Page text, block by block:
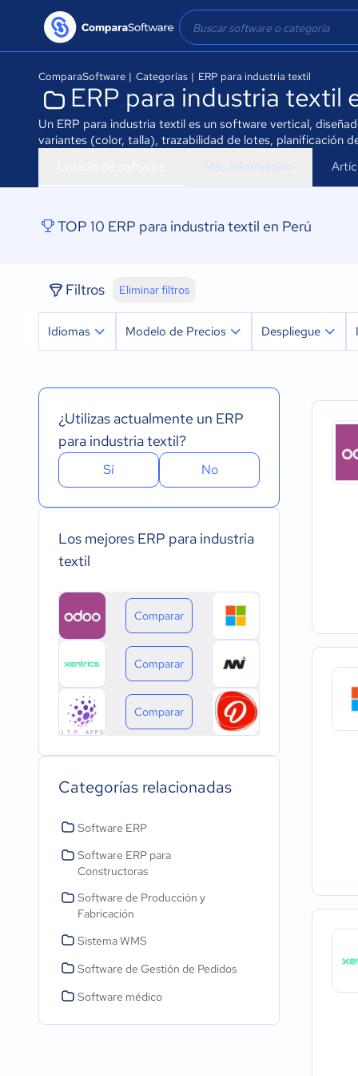
ComparaSoftware | Categorías | ERP para industria textil
ERP para industria textil
Un ERP para industria textil es un software vertical,
variantes (color, talla), trazabilidad de lotes, planificación
Más información
TOP 10 ERP para industria textil en Perú
Filtros Eliminar filtros
Idiomas Modelo de Precios
Pago anual
Pago de única vez
Despliegue
Instalado - Mac
Instalado - Linux
Dispositivo
¿Utilizas actualmente un ERP
para industria textil?
Sí No
Los mejores ERP para industria
textil
Comparar
Comparar
Comparar
Categorías relacionadas
Software ERP
Software ERP para
Constructoras
Software de Producción y
Fabricación
Sistema WMS
Software de Gestión de Pedidos
Software médico